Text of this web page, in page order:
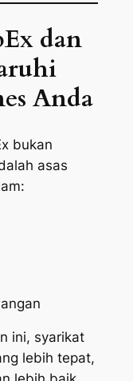
dan
Anda
bukan
asas
ini, syarikat
lebih tepat,